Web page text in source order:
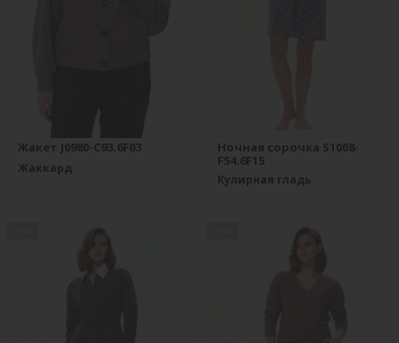
Жакет J0980-C93.6F03
Жаккард
Ночная сорочка S1008-
F54.6F15
Кулирная гладь